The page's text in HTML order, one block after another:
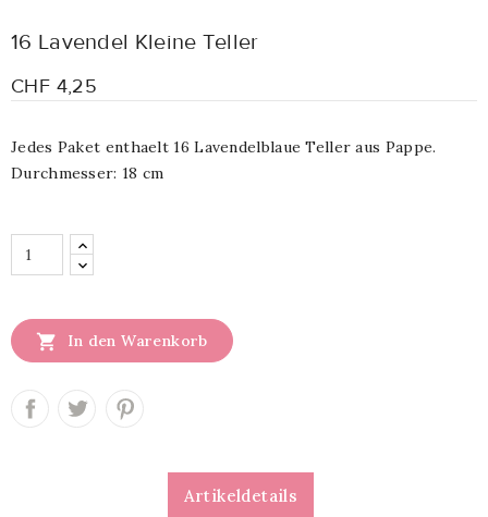
16 Lavendel Kleine Teller
CHF 4,25
Jedes Paket enthaelt 16 Lavendelblaue Teller aus Pappe.
Durchmesser: 18 cm
 In den Warenkorb
Artikeldetails